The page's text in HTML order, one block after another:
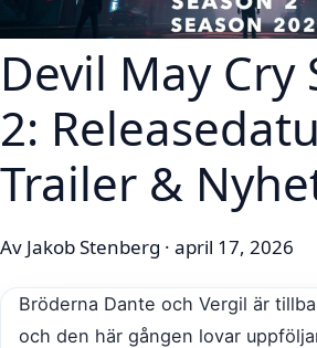
Devil May Cry
2:
Trailer &
Av Jakob Stenberg · april 17, 2026
Bröderna Dante och Vergil är
och den här gången lovar